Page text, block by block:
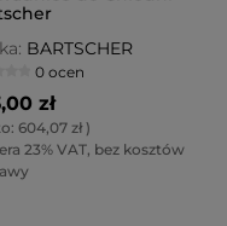
BARTSCHER
0 ocen
zł
604,07 zł)
23% VAT, bez kosztów